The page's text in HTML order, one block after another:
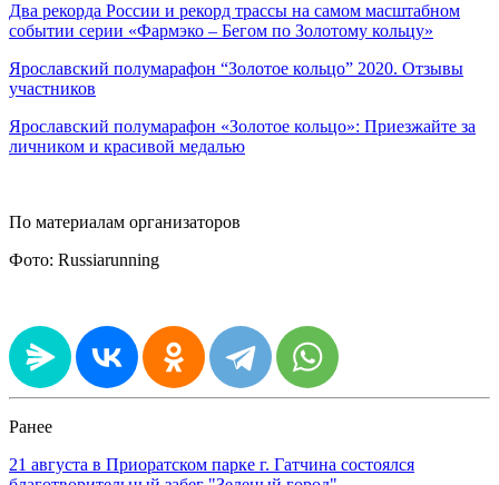
Два рекорда России и рекорд трассы на самом масштабном
событии серии «Фармэко – Бегом по Золотому кольцу»
Ярославский полумарафон “Золотое кольцо” 2020. Отзывы
участников
Ярославский полумарафон «Золотое кольцо»: Приезжайте за
личником и красивой медалью
По материалам организаторов
Фото: Russiarunning
Ранее
21 августа в Приоратском парке г. Гатчина состоялся